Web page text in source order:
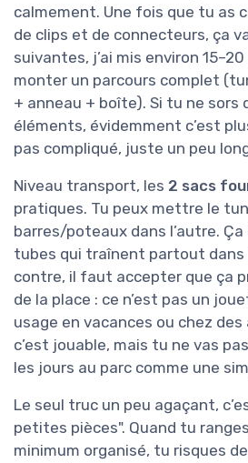
calmement. Une fois que tu as
de clips et de connecteurs, ça
suivantes, j’ai mis environ
monter un parcours complet
+ anneau + boîte). Si tu ne sors
éléments, évidemment c’est
pas compliqué, juste un peu
Niveau transport, les 2 sacs
pratiques. Tu peux mettre le
barres/poteaux dans l’autre. Ça
tubes qui traînent partout dans
contre, il faut accepter que ça
de la place : ce n’est pas un
usage en vacances ou chez des
c’est jouable, mais tu ne vas
les jours au parc comme une
Le seul truc un peu agaçant,
petites pièces". Quand tu
minimum organisé, tu risques